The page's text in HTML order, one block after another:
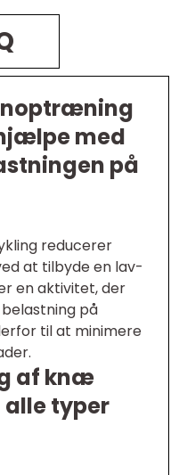
med
på
reducerer
at tilbyde en lav-
en aktivitet, der
på
til at minimere
af knæ
typer